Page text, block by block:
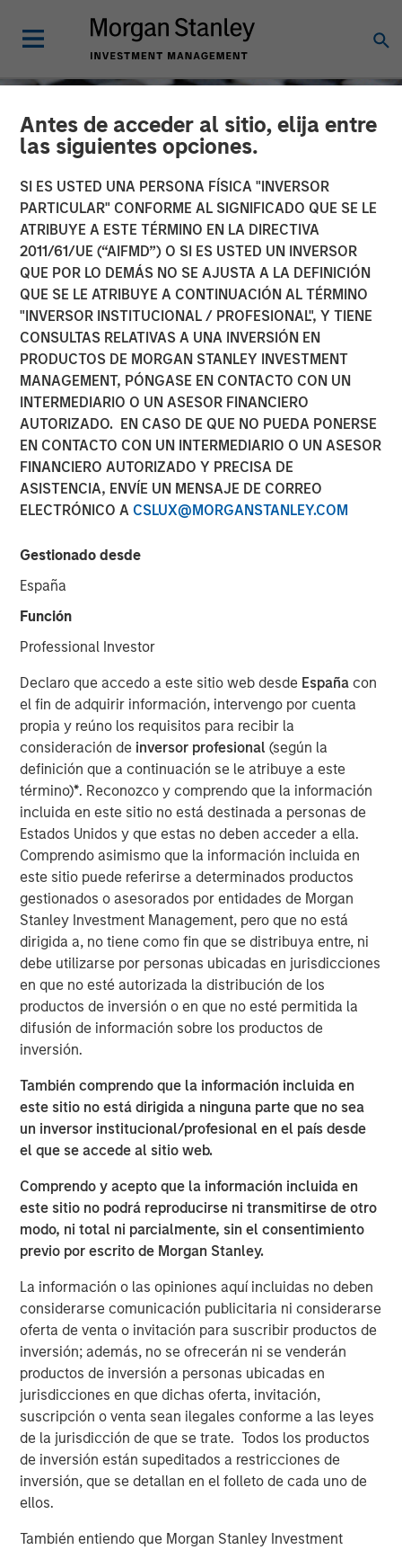
Antes de acceder al sitio, elija entre
las siguientes opciones.
SI ES USTED UNA PERSONA FÍSICA "INVERSOR
PARTICULAR" CONFORME AL SIGNIFICADO QUE SE LE
ATRIBUYE A ESTE TÉRMINO EN LA DIRECTIVA
2011/61/UE (“AIFMD”) O SI ES USTED UN INVERSOR
QUE POR LO DEMÁS NO SE AJUSTA A LA DEFINICIÓN
QUE SE LE ATRIBUYE A CONTINUACIÓN AL TÉRMINO
"INVERSOR INSTITUCIONAL / PROFESIONAL", Y TIENE
CONSULTAS RELATIVAS A UNA INVERSIÓN EN
PRODUCTOS DE MORGAN STANLEY INVESTMENT
MANAGEMENT, PÓNGASE EN CONTACTO CON UN
INTERMEDIARIO O UN ASESOR FINANCIERO
AUTORIZADO. EN CASO DE QUE NO PUEDA PONERSE
EN CONTACTO CON UN INTERMEDIARIO O UN ASESOR
FINANCIERO AUTORIZADO Y PRECISA DE
ASISTENCIA, ENVÍE UN MENSAJE DE CORREO
ELECTRÓNICO A CSLUX@MORGANSTANLEY.COM
Gestionado desde
España
Función
Professional Investor
Declaro que accedo a este sitio web desde España con
el fin de adquirir información, intervengo por cuenta
propia y reúno los requisitos para recibir la
consideración de inversor profesional(según la
definición que a continuación se le atribuye a este
término)*. Reconozco y comprendo que la información
incluida en este sitio no está destinada a personas de
Estados Unidos y que estas no deben acceder a ella.
Comprendo asimismo que la información incluida en
este sitio puede referirse a determinados productos
gestionados o asesorados por entidades de Morgan
Stanley Investment Management, pero que no está
dirigida a, no tiene como fin que se distribuya entre, ni
debe utilizarse por personas ubicadas en jurisdicciones
en que no esté autorizada la distribución de los
productos de inversión o en que no esté permitida la
difusión de información sobre los productos de
inversión.
También comprendo que la información incluida en
este sitio no está dirigida a ninguna parte que no sea
un inversor institucional/profesional en el país desde
el que se accede al sitio web.
Comprendo y acepto que la información incluida en
este sitio no podrá reproducirse ni transmitirse de otro
modo, ni total ni parcialmente, sin el consentimiento
previo por escrito de Morgan Stanley.
La información o las opiniones aquí incluidas no deben
considerarse comunicación publicitaria ni considerarse
oferta de venta o invitación para suscribir productos de
inversión; además, no se ofrecerán ni se venderán
productos de inversión a personas ubicadas en
jurisdicciones en que dichas oferta, invitación,
suscripción o venta sean ilegales conforme a las leyes
de la jurisdicción de que se trate. Todos los productos
de inversión están supeditados a restricciones de
inversión, que se detallan en el folleto de cada uno de
ellos.
También entiendo que Morgan Stanley Investment
CONSILIENT OBSERVER INSIGHTS
Dispersion and Alpha
Conversion
14 ABRIL 2020
Michael Mauboussin
Dan Callahan, CFA
How Dispersion Creates the Opportunity to Express Skill
Napoleon Bonaparte purportedly said, “Ability is nothing
without opportunity.” Having skill at an activity tends to be
a good thing, but for skill to have a payoff there has to be
opportunity. The winning formula is the combination of
skill and the opportunity to express it.
An investor’s excess return equals skill times opportunity.
More formally, 1it is
Information Ratio = Information Coefficient ∗ √𝐵𝑟𝑒𝑎𝑑𝑡ℎ
Information ratio (IR) measures the return of a portfolio
adjusted for risk by dividing the portfolio’s excess return
coefficient (IC) is the average correlation between
forecasts and outcomes. And breadth (BR) is the number
of independent opportunities for investments that offer
excess returns over a period. Breadth tends to be related
Two essential themes for investors come out of a
discussion of skill and opportunity sets. First, it is crucial
to think about your source of edge and to align your
part of winning is finding a game that allows you to show
your skill.
Investors can express skill in three ways: market timing,
security selection and position sizing. It’s not how often
you are right that matters; it’s how much money you
make when you’re right versus how much money you
lose when you’re wrong.
But all the skill in the world is useless if there is no
opportunity. There are a few ways this can happen. First,
result of capital or other constraints. Second, the cost to